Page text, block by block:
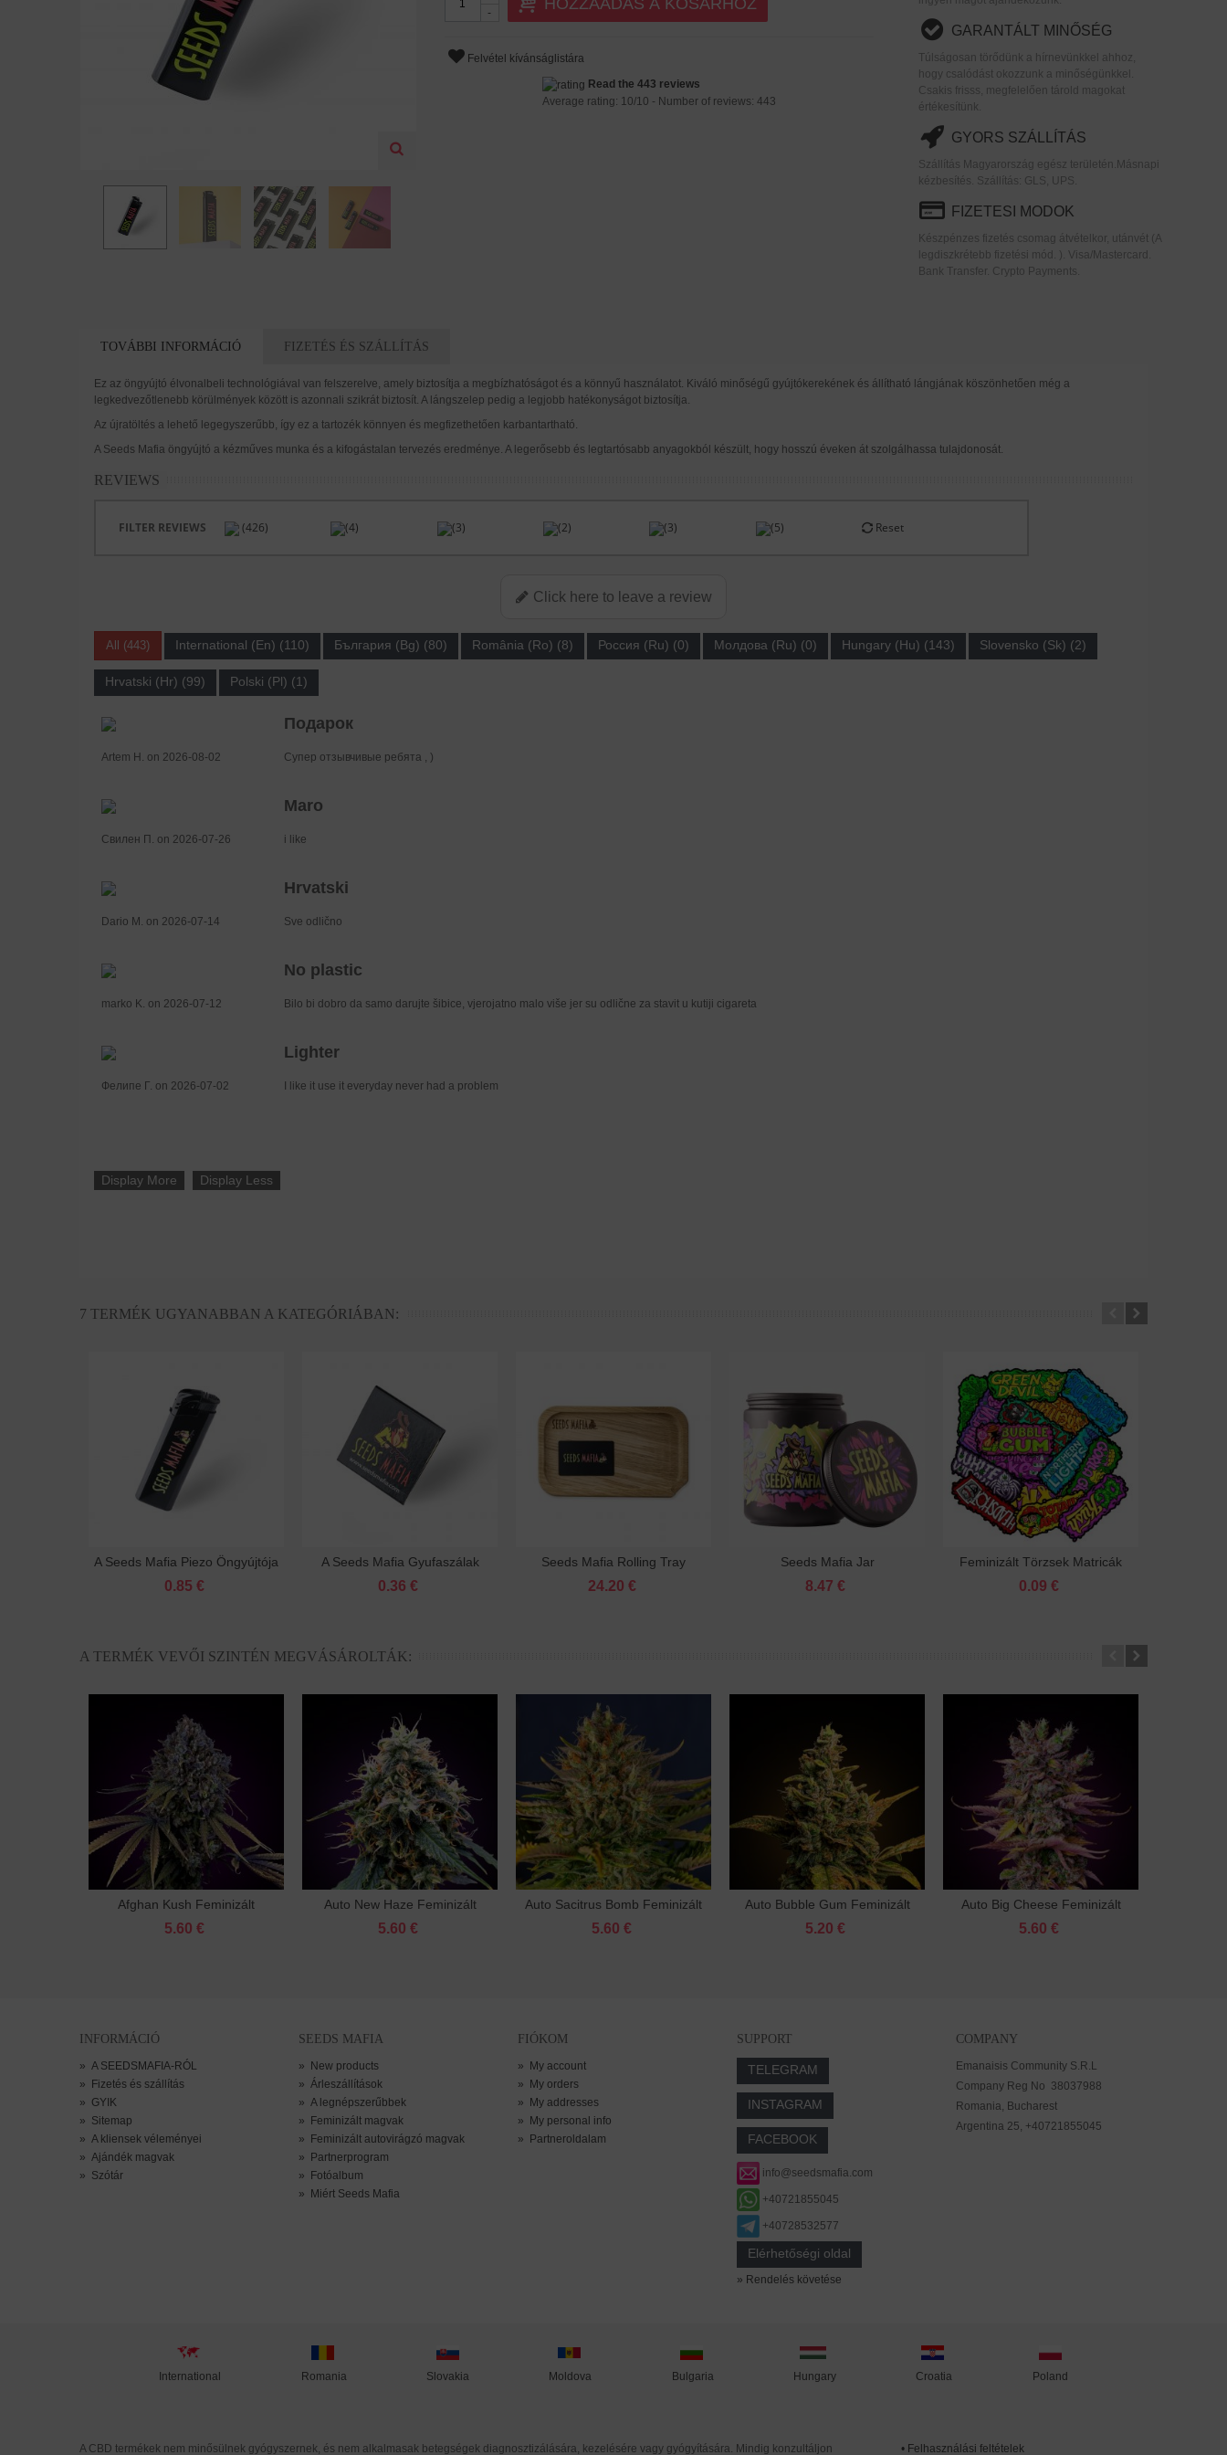
-
Felvétel kívánságlistára
Read the 443 reviews
Average rating: 10/10 - Number of reviews: 443
GARANTÁLT MINŐSÉG
Túlságosan törődünk a hírnevünkkel ahhoz,
hogy csalódást okozzunk a minőségünkkel.
Csakis frisss, megfelelően tárold magokat
értékesítünk.
GYORS SZÁLLÍTÁS
Szállítás Magyarország egész területén.Másnapi
kézbesítés. Szállítás: GLS, UPS.
FIZETESI MODOK
Készpénzes fizetés csomag átvételkor, utánvét (A
legdiszkrétebb fizetési mód. ). Visa/Mastercard.
Bank Transfer. Crypto Payments.
TOVÁBBI INFORMÁCIÓ FIZETÉS ÉS SZÁLLÍTÁS
Ez az öngyújtó élvonalbeli technológiával van felszerelve, amely biztosítja a megbízhatóságot és a könnyű használatot. Kiváló minőségű gyújtókerekének és állítható lángjának köszönhetően még a
legkedvezőtlenebb körülmények között is azonnali szikrát biztosít. A lángszelep pedig a legjobb hatékonyságot biztosítja.
Az újratöltés a lehető legegyszerűbb, így ez a tartozék könnyen és megfizethetően karbantartható.
A Seeds Mafia öngyújtó a kézműves munka és a kifogástalan tervezés eredménye. A legerősebb és legtartósabb anyagokból készült, hogy hosszú éveken át szolgálhassa tulajdonosát.
REVIEWS
FILTER REVIEWS (426) (4) (3) (2) (3) (5) Reset
Click here to leave a review
All (443) International (En) (110) България (Bg) (80) România (Ro) (8) Россия (Ru) (0) Молдова (Ru) (0) Hungary (Hu) (143) Slovensko (Sk) (2)
Hrvatski (Hr) (99) Polski (Pl) (1)
Подарок
Artem H. on 2026-08-02 Супер отзывчивые ребята , )
Maro
Свилен П. on 2026-07-26 i like
Hrvatski
Dario M. on 2026-07-14 Sve odlično
No plastic
marko K. on 2026-07-12 Bilo bi dobro da samo darujte šibice, vjerojatno malo više jer su odlične za stavit u kutiji cigareta
Lighter
Фелипе Г. on 2026-07-02 I like it use it everyday never had a problem
Display More Display Less
7 TERMÉK UGYANABBAN A KATEGÓRIÁBAN:
Kosárba
A Seeds Mafia Piezo Öngyújtója
0.85 €
Kosárba
A Seeds Mafia Gyufaszálak
0.36 €
Kosárba
Seeds Mafia Rolling Tray
24.20 €
Kosárba
Seeds Mafia Jar
8.47 €
Kosárba
Feminizált Törzsek Matricák
0.09 €
A TERMÉK VEVŐI SZINTÉN MEGVÁSÁROLTÁK:
Kosárba
Afghan Kush Feminizált
5.60 €
Kosárba
Auto New Haze Feminizált
5.60 €
Kosárba
Auto Sacitrus Bomb Feminizált
5.60 €
Kosárba
Auto Bubble Gum Feminizált
5.20 €
Kosárba
Auto Big Cheese Feminizált
5.60 €
INFORMÁCIÓ
» A SEEDSMAFIA-RÓL
»
Fizetés és szállítás
» GYIK
» Sitemap
» A kliensek véleményei
» Ajándék magvak
» Szótár
SEEDS MAFIA
»
New products
» Árleszállítások
» A legnépszerűbbek
»
Feminizált magvak
»
Feminizált autovirágzó magvak
»
Partnerprogram
»
Fotóalbum
»
Miért Seeds Mafia
FIÓKOM
»
My account
»
My orders
»
My addresses
»
My personal info
»
Partneroldalam
SUPPORT
TELEGRAM
INSTAGRAM
FACEBOOK
info@seedsmafia.com
+40721855045
+40728532577
Elérhetőségi oldal
» Rendelés követése
COMPANY
Emanaisis Community S.R.L
Company Reg No 38037988
Romania, Bucharest
Argentina 25, +40721855045
International Romania Slovakia Moldova Bulgaria Hungary Croatia Poland
A CBD termékek nem minősülnek gyógyszernek, és nem alkalmasak betegségek diagnosztizálására, kezelésére vagy gyógyítására. Mindig konzultáljon • Felhasználási feltételek